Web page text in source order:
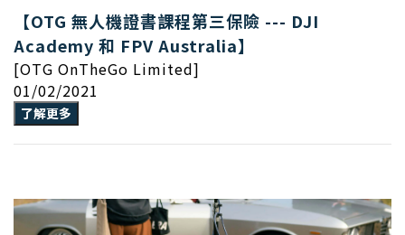
【OTG 無人機證書課程第三保險 --- DJI
Academy 和 FPV Australia】
[OTG OnTheGo Limited]
01/02/2021
了解更多